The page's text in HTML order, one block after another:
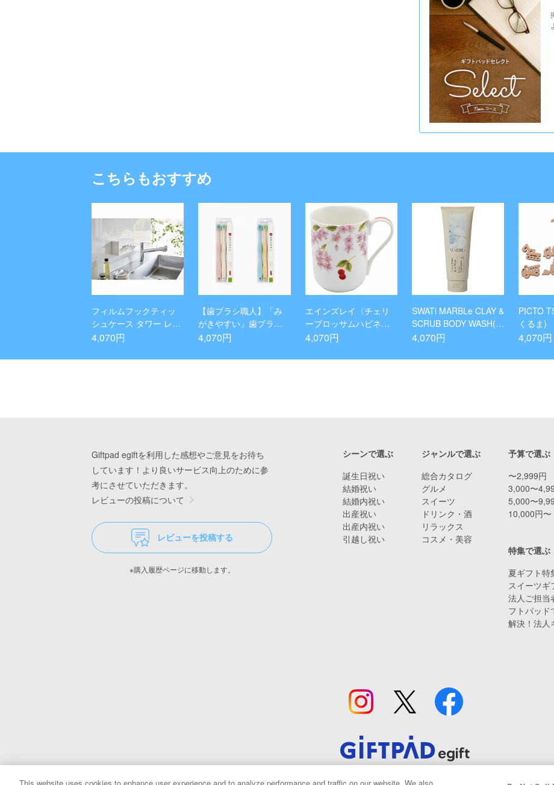
こちらもおすすめ
フィルムフックティッ
シュケース タワー レギ
4,070円
【歯ブラシ職人】「み
がきやすい」歯ブラシ
ワイド ふつう 12本セッ
4,070円
エインズレイ〈チェリ
ーブロッサムハピネ
ス〉 マグ
4,070円
SWATi MARBLe CLAY &
SCRUB BODY WASH(A
NISE JASMINEの香り)
4,070円
PICTO
くるま)
4,070円
Giftpad egiftを利用した感想やご意見をお待ち
しています！より良いサービス向上のために参
考にさせていただきます。
レビューの投稿について
レビューを投稿する
※購入履歴ページに移動します。
シーンで選ぶ
誕生日祝い
結婚祝い
結婚内祝い
出産祝い
出産内祝い
引越し祝い
予算で選ぶ
〜2,999円
3,000〜
5,000〜
10,000円〜
ジャンルで選ぶ
総合カタログ
グルメ
スイーツ
ドリンク・酒
リラックス
コスメ・美容
特集で選ぶ
夏ギフト特
スイーツギ
法人ご担当
フトパッド
解決！法人